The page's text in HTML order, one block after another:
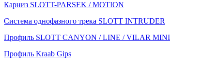
Карниз SLOTT-PARSEK / MOTION
Система однофазного трека SLOTT INTRUDER
Профиль SLOTT CANYON / LINE / VILAR MINI
Профиль Kraab Gips